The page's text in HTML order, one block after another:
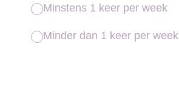
Minstens 1 keer per week
Minder dan 1 keer per week